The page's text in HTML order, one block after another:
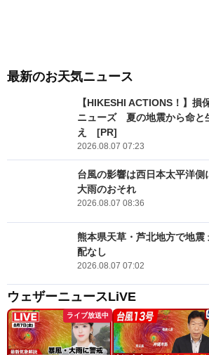
最新のお天気ニュース
【HIKESHI ACTIONS！】損
ニューズ 夏の地震から命と
え [PR]
2026.08.07 07:23
台風の影響は西日本太平洋
大雨のおそれ
2026.08.07 08:36
熊本県天草・芦北地方で地震
配なし
2026.08.07 07:02
ウェザーニュースLiVE
ライブ放送中